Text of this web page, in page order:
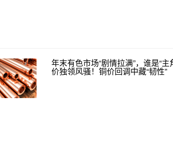
年末有色市场“剧情拉满”，谁是“主
价独领风骚！铜价回调中藏“韧性”​